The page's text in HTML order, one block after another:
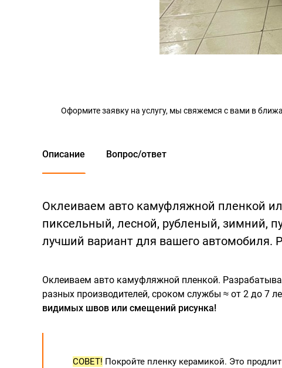
Оформите заявку на услугу, мы свяжемся с вами в
Описание Вопрос/ответ
Оклеиваем авто камуфляжной пленкой
пиксельный, лесной, рубленый, зимний,
лучший вариант для вашего автомобиля.
Оклеиваем авто камуфляжной пленкой.
разных производителей, сроком службы ≈ от 2 до 7
видимых швов или смещений рисунка!
СОВЕТ! Покройте пленку керамикой. Это